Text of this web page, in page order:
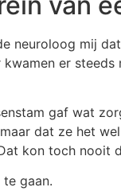
neuroloog mij
er
gaf wat
maar dat ze het
kon toch
gaan.